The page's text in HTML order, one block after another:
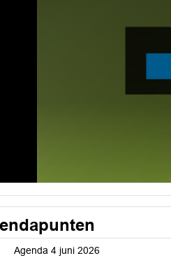
Agenda 4 juni 2026